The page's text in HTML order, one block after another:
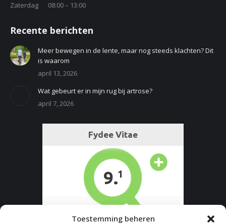
Toestemming beheren
Zaterdag
08:00 – 13:00
Recente berichten
Meer bewegen in de lente, maar nog steeds klachten? Dit
is waarom
april 13, 2026
Wat gebeurt er in mijn rug bij artrose?
april 7, 2026